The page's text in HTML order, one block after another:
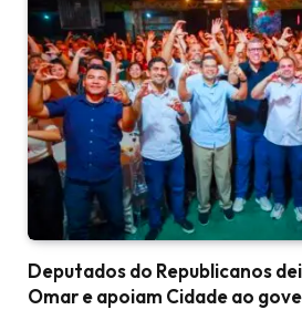
Deputados do Republicanos
Omar e apoiam Cidade ao